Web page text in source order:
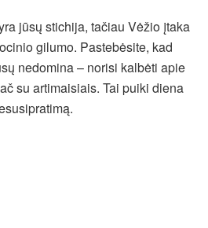
jūsų stichija, tačiau Vėžio įtaka
gilumo. Pastebėsite, kad
nedomina – norisi kalbėti apie
su artimaisiais. Tai puiki diena